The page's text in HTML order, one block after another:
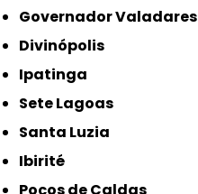
Governador Valadares
Divinópolis
Ipatinga
Sete Lagoas
Santa Luzia
Ibirité